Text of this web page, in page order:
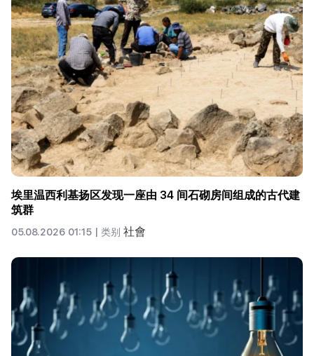
埃里温西利基扬区发现一座由 34 间石砌房间组成的古代建
筑群
05.08.2026 01:15 | 类别 社會